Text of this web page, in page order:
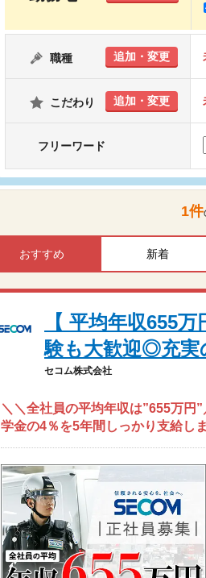
職種 追加・変更
こだわり 追加・変更
フリーワード
1件
おすすめ 新着
【 平均年収655
験も大歓迎◎充実
セコム株式会社
＼＼全社員の平均年収は”655万円
学金の4％を5年間しっかり支給し